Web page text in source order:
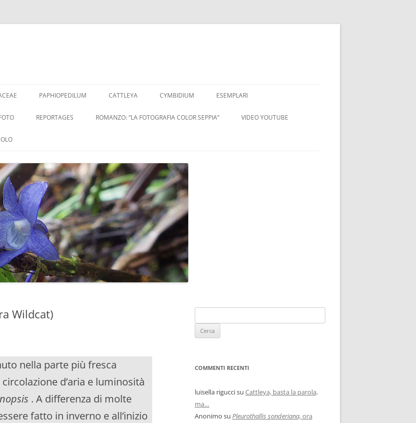
al
PAPHIOPEDILUM CATTLEYA CYMBIDIUM ESEMPLARI
REPORTAGES ROMANZO: “LA FOTOGRAFIA COLOR SEPPIA” VIDEO YOUTUBE
Wildcat)
nella parte più fresca
d’aria e luminosità
. A differenza di molte
fatto in inverno e all’inizio
COMMENTI RECENTI
luisella riguccisu Cattleya, basta la parola,
ma…
Anonimo su Pleurothallis sonderiana, ora